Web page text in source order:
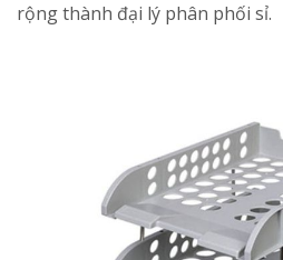
rộng thành đại lý phân phối sỉ.